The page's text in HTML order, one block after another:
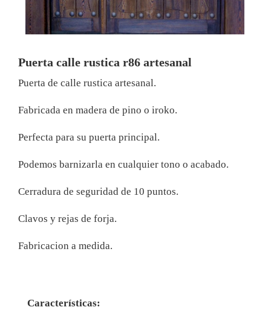
Puerta calle rustica r86 artesanal
Puerta de calle rustica artesanal.
Fabricada en madera de pino o iroko.
Perfecta para su puerta principal.
Podemos barnizarla en cualquier tono o acabado.
Cerradura de seguridad de 10 puntos.
Clavos y rejas de forja.
Fabricacion a medida.
Características: